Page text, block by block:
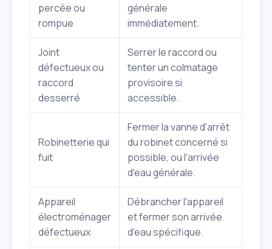
percée ou
rompue
générale
immédiatement.
Joint
défectueux ou
raccord
desserré
Serrer le raccord ou
tenter un colmatage
provisoire si
accessible.
Robinetterie qui
fuit
Fermer la vanne d'arrêt
du robinet concerné si
possible, ou l'arrivée
d'eau générale.
Appareil
électroménager
défectueux
Débrancher l'appareil
et fermer son arrivée
d'eau spécifique.